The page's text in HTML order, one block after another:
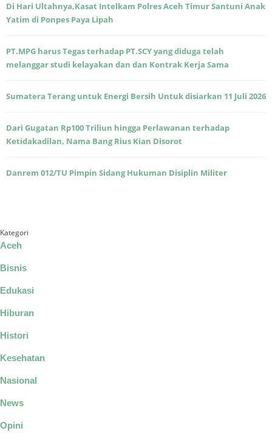
Di Hari Ultahnya,Kasat Intelkam Polres Aceh Timur Santuni Anak
Yatim di Ponpes Paya Lipah
PT.MPG harus Tegas terhadap PT.SCY yang diduga telah
melanggar studi kelayakan dan dan Kontrak Kerja Sama
Sumatera Terang untuk Energi Bersih Untuk disiarkan 11 Juli 2026
Dari Gugatan Rp100 Triliun hingga Perlawanan terhadap
Ketidakadilan, Nama Bang Rius Kian Disorot
Danrem 012/TU Pimpin Sidang Hukuman Disiplin Militer
Kategori
Aceh
Bisnis
Edukasi
Hiburan
Histori
Kesehatan
Nasional
News
Opini